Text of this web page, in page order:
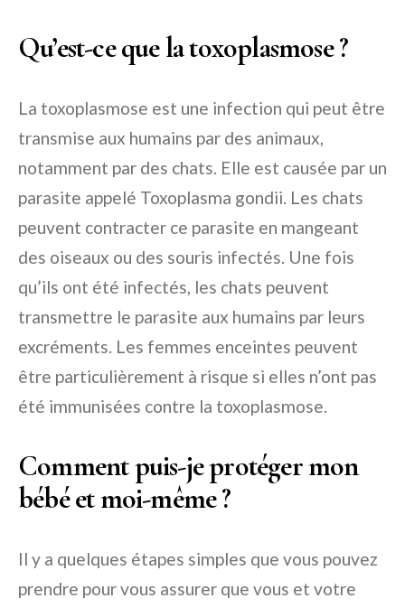
Qu’est-ce que la toxoplasmose ?
La toxoplasmose est une infection qui peut être
transmise aux humains par des animaux,
notamment par des chats. Elle est causée par un
parasite appelé Toxoplasma gondii. Les chats
peuvent contracter ce parasite en mangeant
des oiseaux ou des souris infectés. Une fois
qu’ils ont été infectés, les chats peuvent
transmettre le parasite aux humains par leurs
excréments. Les femmes enceintes peuvent
être particulièrement à risque si elles n’ont pas
été immunisées contre la toxoplasmose.
Comment puis-je protéger mon
bébé et moi-même ?
Il y a quelques étapes simples que vous pouvez
prendre pour vous assurer que vous et votre